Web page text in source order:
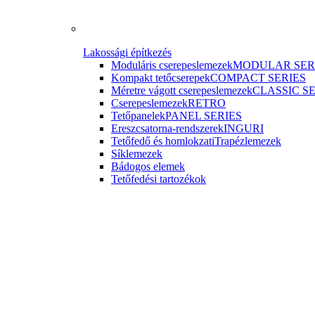
Lakossági építkezés
Moduláris cserepeslemezekMODULAR
Kompakt tetőcserepekCOMPACT SERIES
Méretre vágott cserepeslemezekCLASSIC
CserepeslemezekRETRO
TetőpanelekPANEL SERIES
Ereszcsatorna-rendszerekINGURI
Tetőfedő és homlokzatiTrapézlemezek
Síklemezek
Bádogos elemek
Tetőfedési tartozékok